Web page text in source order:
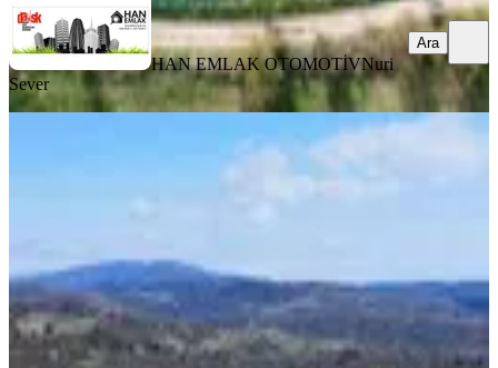
HAN EMLAK OTOMOTİVNuri
Sever
Ara
Asos'a Çok Yakın Yatırım Fırsatı
5.250.000 ₺